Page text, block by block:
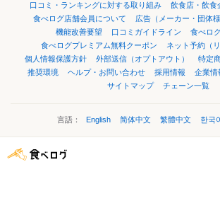
口コミ・ランキングに対する取り組み
飲食店・飲食
食べログ店舗会員について
広告（メーカー・団体
機能改善要望
口コミガイドライン
食べロ
食べログプレミアム無料クーポン
ネット予約（
個人情報保護方針
外部送信（オプトアウト）
特定
推奨環境
ヘルプ・お問い合わせ 採用情報 企業情
サイトマップ
チェーン一覧
言語： English 简体中文 繁體中文 한국